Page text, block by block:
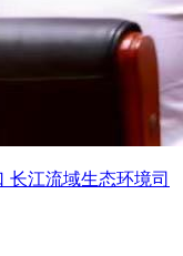
长江流域生态环境司